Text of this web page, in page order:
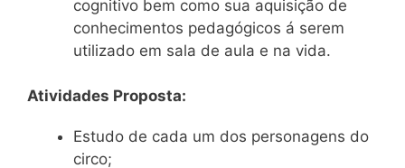
cognitivo bem como sua aquisição de
conhecimentos pedagógicos á serem
utilizado em sala de aula e na vida.
Atividades Proposta:
Estudo de cada um dos personagens do
circo;